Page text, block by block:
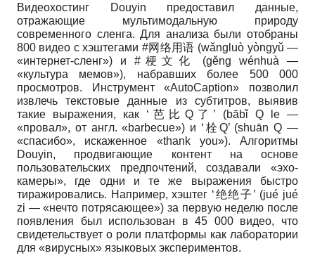
Видеохостинг Douyin предоставил данные,
отражающие мультимодальную природу
современного сленга. Для анализа были отобраны
800 видео с хэштегами #网络用语 (wǎngluò yòngyǔ —
«интернет-сленг») и #梗文化 (gěng wénhuà —
«культура мемов»), набравших более 500 000
просмотров. Инструмент «AutoCaption» позволил
извлечь текстовые данные из субтитров, выявив
такие выражения, как ‘芭比Q了’ (bābǐ Q le —
«провал», от англ. «barbecue») и ‘栓Q’ (shuān Q —
«спасибо», искаженное «thank you»). Алгоритмы
Douyin, продвигающие контент на основе
пользовательских предпочтений, создавали «эхо-
камеры», где одни и те же выражения быстро
тиражировались. Например, хэштег ‘绝绝子’ (jué jué
zi — «нечто потрясающее») за первую неделю после
появления был использован в 45 000 видео, что
свидетельствует о роли платформы как лаборатории
для «вирусных» языковых экспериментов.